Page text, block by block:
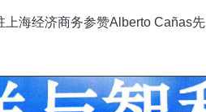
上海经济商务参赞Alberto Cañas先